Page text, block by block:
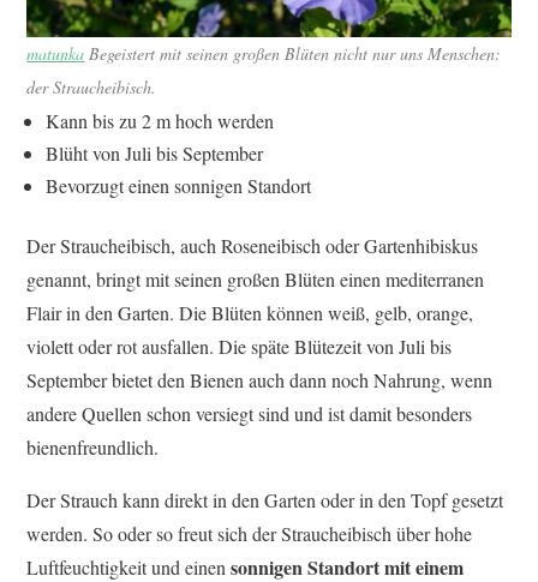
matunka Begeistert mit seinen großen Blüten nicht nur uns Menschen:
der Straucheibisch.
Kann bis zu 2 m hoch werden
Blüht von Juli bis September
Bevorzugt einen sonnigen Standort
Der Straucheibisch, auch Roseneibisch oder Gartenhibiskus
genannt, bringt mit seinen großen Blüten einen mediterranen
Flair in den Garten. Die Blüten können weiß, gelb, orange,
violett oder rot ausfallen. Die späte Blütezeit von Juli bis
September bietet den Bienen auch dann noch Nahrung, wenn
andere Quellen schon versiegt sind und ist damit besonders
bienenfreundlich.
Der Strauch kann direkt in den Garten oder in den Topf gesetzt
werden. So oder so freut sich der Straucheibisch über hohe
Luftfeuchtigkeit und einensonnigen Standort mit einem